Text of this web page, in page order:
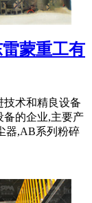
蒙重工有
技术和精良设备
备的企业,主要产
器,AB系列粉碎